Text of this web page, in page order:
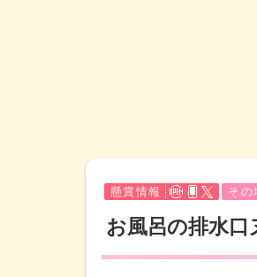
懸賞情報 その
お風呂の排水